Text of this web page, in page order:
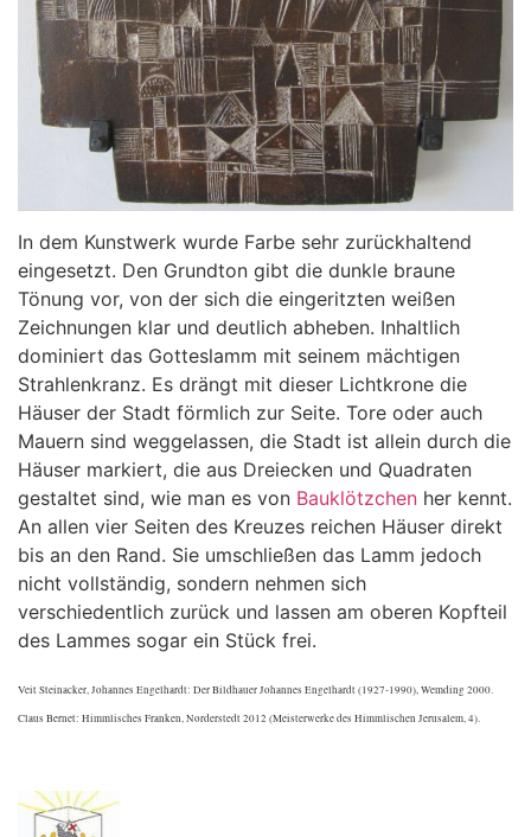
In dem Kunstwerk wurde Farbe sehr zurückhaltend
eingesetzt. Den Grundton gibt die dunkle braune
Tönung vor, von der sich die eingeritzten weißen
Zeichnungen klar und deutlich abheben. Inhaltlich
dominiert das Gotteslamm mit seinem mächtigen
Strahlenkranz. Es drängt mit dieser Lichtkrone die
Häuser der Stadt förmlich zur Seite. Tore oder auch
Mauern sind weggelassen, die Stadt ist allein durch die
Häuser markiert, die aus Dreiecken und Quadraten
gestaltet sind, wie man es von Bauklötzchen her kennt.
An allen vier Seiten des Kreuzes reichen Häuser direkt
bis an den Rand. Sie umschließen das Lamm jedoch
nicht vollständig, sondern nehmen sich
verschiedentlich zurück und lassen am oberen Kopfteil
des Lammes sogar ein Stück frei.
Veit Steinacker, Johannes Engelhardt: Der Bildhauer Johannes Engelhardt (1927-1990), Wemding 2000.
Claus Bernet: Himmlisches Franken, Norderstedt 2012 (Meisterwerke des Himmlischen Jerusalem, 4).